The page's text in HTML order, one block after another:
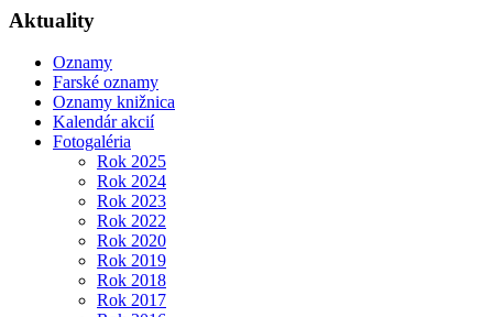
Aktuality
Oznamy
Farské oznamy
Oznamy knižnica
Kalendár akcií
Fotogaléria
Rok 2025
Rok 2024
Rok 2023
Rok 2022
Rok 2020
Rok 2019
Rok 2018
Rok 2017